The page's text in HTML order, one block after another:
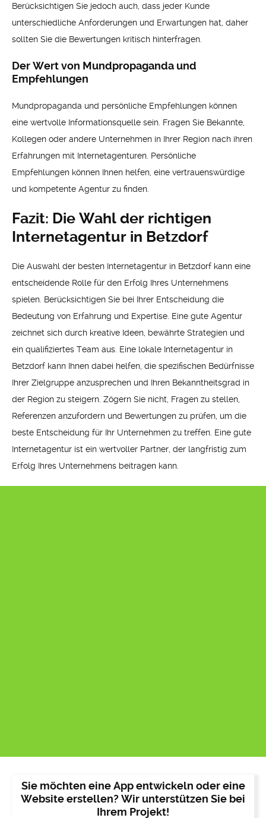
Berücksichtigen Sie jedoch auch, dass jeder Kunde
unterschiedliche Anforderungen und Erwartungen hat, daher
sollten Sie die Bewertungen kritisch hinterfragen.
Der Wert von Mundpropaganda und
Empfehlungen
Mundpropaganda und persönliche Empfehlungen können
eine wertvolle Informationsquelle sein. Fragen Sie Bekannte,
Kollegen oder andere Unternehmen in Ihrer Region nach ihren
Erfahrungen mit Internetagenturen. Persönliche
Empfehlungen können Ihnen helfen, eine vertrauenswürdige
und kompetente Agentur zu finden.
Fazit: Die Wahl der richtigen
Internetagentur in Betzdorf
Die Auswahl der besten Internetagentur in Betzdorf kann eine
entscheidende Rolle für den Erfolg Ihres Unternehmens
spielen. Berücksichtigen Sie bei Ihrer Entscheidung die
Bedeutung von Erfahrung und Expertise. Eine gute Agentur
zeichnet sich durch kreative Ideen, bewährte Strategien und
ein qualifiziertes Team aus. Eine lokale Internetagentur in
Betzdorf kann Ihnen dabei helfen, die spezifischen Bedürfnisse
Ihrer Zielgruppe anzusprechen und Ihren Bekanntheitsgrad in
der Region zu steigern. Zögern Sie nicht, Fragen zu stellen,
Referenzen anzufordern und Bewertungen zu prüfen, um die
beste Entscheidung für Ihr Unternehmen zu treffen. Eine gute
Internetagentur ist ein wertvoller Partner, der langfristig zum
Erfolg Ihres Unternehmens beitragen kann.
Sie möchten eine App entwickeln oder eine
Website erstellen? Wir unterstützen Sie bei
Ihrem Projekt!